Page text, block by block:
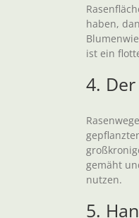
haben,
ist ein
4.
gemäht
nutzen.
5.